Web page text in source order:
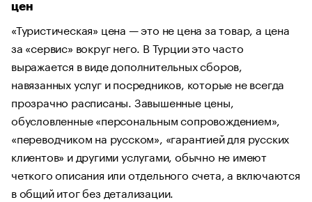
цен
«Туристическая» цена — это не цена за товар, а цена
за «сервис» вокруг него. В Турции это часто
выражается в виде дополнительных сборов,
навязанных услуг и посредников, которые не всегда
прозрачно расписаны. Завышенные цены,
обусловленные «персональным сопровождением»,
«переводчиком на русском», «гарантией для русских
клиентов» и другими услугами, обычно не имеют
четкого описания или отдельного счета, а включаются
в общий итог без детализации.